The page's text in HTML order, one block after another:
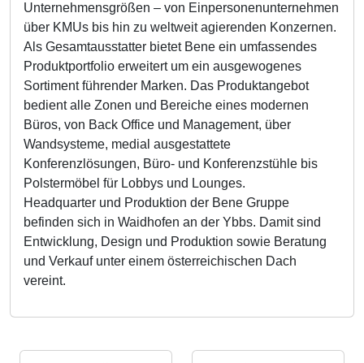
Unternehmensgrößen – von Einpersonenunternehmen
über KMUs bis hin zu weltweit agierenden Konzernen.
Als Gesamtausstatter bietet Bene ein umfassendes
Produktportfolio erweitert um ein ausgewogenes
Sortiment führender Marken. Das Produktangebot
bedient alle Zonen und Bereiche eines modernen
Büros, von Back Office und Management, über
Wandsysteme, medial ausgestattete
Konferenzlösungen, Büro- und Konferenzstühle bis
Polstermöbel für Lobbys und Lounges.
Headquarter und Produktion der Bene Gruppe
befinden sich in Waidhofen an der Ybbs. Damit sind
Entwicklung, Design und Produktion sowie Beratung
und Verkauf unter einem österreichischen Dach
vereint.